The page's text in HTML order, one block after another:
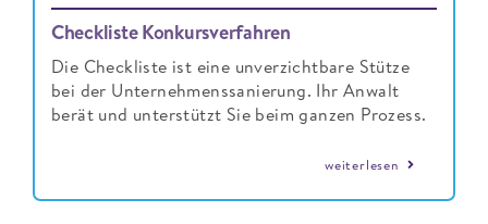
Checkliste Konkursverfahren
Die Checkliste ist eine unverzichtbare Stütze
bei der Unternehmenssanierung. Ihr Anwalt
berät und unterstützt Sie beim ganzen Prozess.
weiterlesen